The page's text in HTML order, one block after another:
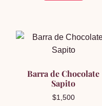
Barra de Chocolate
Sapito
$1,500